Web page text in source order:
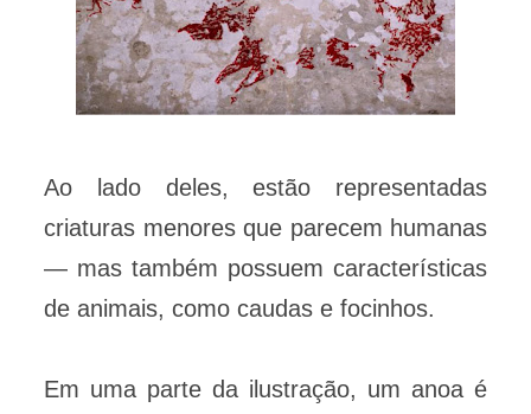
Ao lado deles, estão representadas
criaturas menores que parecem humanas
— mas também possuem características
de animais, como caudas e focinhos.
Em uma parte da ilustração, um anoa é